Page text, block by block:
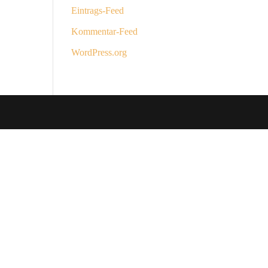
Eintrags-Feed
Kommentar-Feed
WordPress.org